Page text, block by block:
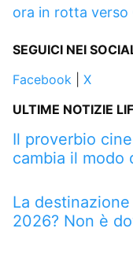
ora in rotta verso
SEGUICI NEI
Facebook
X
ULTIME NOTIZIE
Il proverbio
cambia il modo
La
2026? Non è